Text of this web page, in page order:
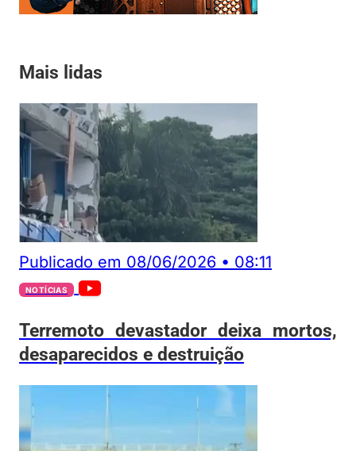
Mais lidas
Publicado em 08/06/2026 • 08:11
NOTÍCIAS
Terremoto devastador deixa mortos,
desaparecidos e destruição